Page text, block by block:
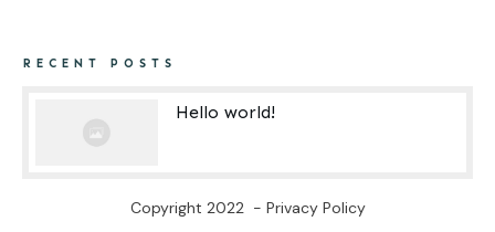
RECENT POSTS
Hello world!
Copyright 2022 - Privacy Policy